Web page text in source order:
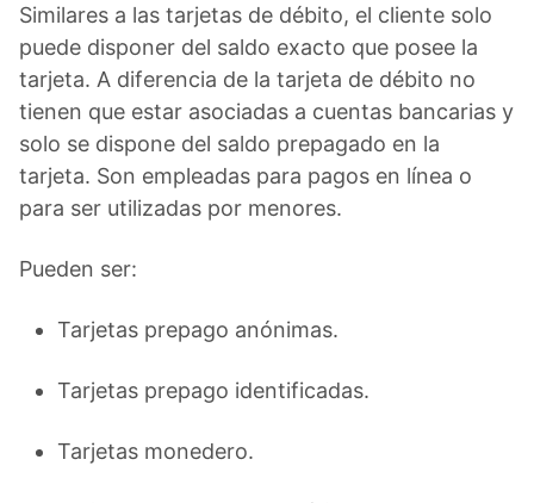
Similares a las tarjetas de débito, el cliente solo
puede disponer del saldo exacto que posee la
tarjeta. A diferencia de la tarjeta de débito no
tienen que estar asociadas a cuentas bancarias y
solo se dispone del saldo prepagado en la
tarjeta. Son empleadas para pagos en línea o
para ser utilizadas por menores.
Pueden ser:
Tarjetas prepago anónimas.
Tarjetas prepago identificadas.
Tarjetas monedero.